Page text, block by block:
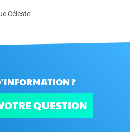
Céleste
?
QUESTION